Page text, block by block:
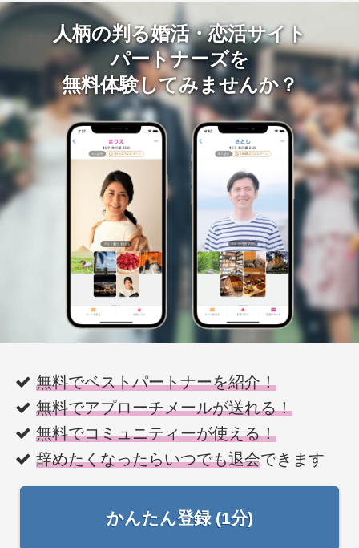
人柄の判る婚活・恋活サイト
パートナーズを
無料体験してみませんか？
無料でベストパートナーを紹介！
無料でアプローチメールが送れる！
無料でコミュニティーが使える！
辞めたくなったらいつでも退会できます
かんたん登録 (1分)